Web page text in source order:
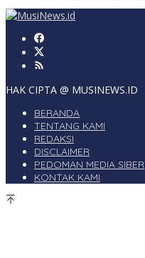
HAK CIPTA @ MUSINEWS.ID
BERANDA
TENTANG KAMI
REDAKSI
DISCLAIMER
PEDOMAN MEDIA SIBER
KONTAK KAMI